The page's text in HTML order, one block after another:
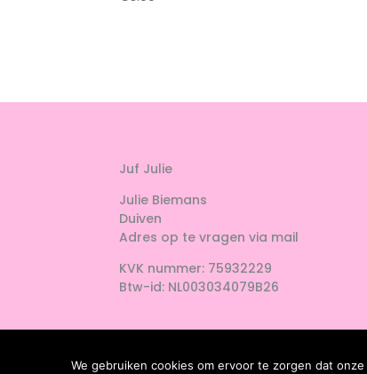
Juf Julie
Julie Biemans
Duiven
Adres op te vragen via mail
KVK nummer: 75932229
Btw-id: NL003034079B26
We gebruiken cookies om ervoor te zorgen dat